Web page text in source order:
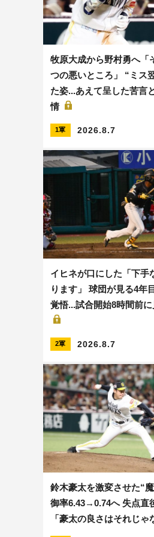
牧原大成から野村勇へ「
つの悪いところ」 “ミス
た姿...あえて呈した苦言
情
1軍 2026.8.7
イヒネが口にした「下手
ります」 球団が見る4年
覚悟...試合開始8時間前
2軍 2026.8.7
鈴木豪太を激変させた“
御率6.43→0.74へ 失点直
「豪太の良さはそれじゃ